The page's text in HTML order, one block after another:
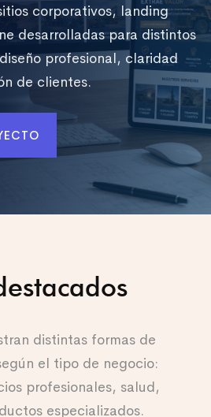
corporativos, landing
desarrolladas para distintos
profesional, claridad
de clientes.
distintas formas de
el tipo de negocio:
profesionales, salud,
especializados.